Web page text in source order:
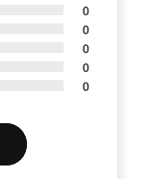
0
0
0
0
0